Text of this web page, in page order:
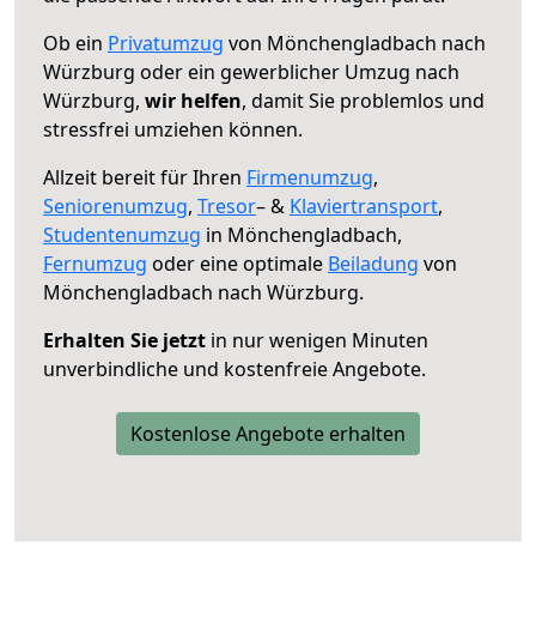
Ob ein Privatumzug von Mönchengladbach nach
Würzburg oder ein gewerblicher Umzug nach
Würzburg, wir helfen, damit Sie problemlos und
stressfrei umziehen können.
Allzeit bereit für Ihren Firmenumzug,
Seniorenumzug, Tresor– & Klaviertransport,
Studentenumzug in Mönchengladbach,
Fernumzug oder eine optimale Beiladung von
Mönchengladbach nach Würzburg.
Erhalten Sie jetzt in nur wenigen Minuten
unverbindliche und kostenfreie Angebote.
Kostenlose Angebote erhalten